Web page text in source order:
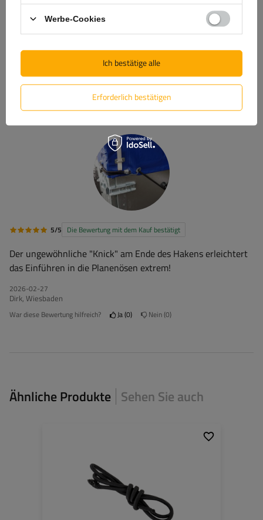
(0)
(0)
5/5 Die Bewertung mit dem Kauf bestätigt
Der ungewöhnliche "Knick" am Ende des Hakens erleichtert
das Einführen in die Planenösen extrem!
2026-02-27
Dirk, Wiesbaden
War diese Bewertung hilfreich? Ja 0 Nein 0
Ähnliche Produkte Sehen Sie auch
Werbe-Cookies
Erforderlich bestätigen
Ich bestätige alle